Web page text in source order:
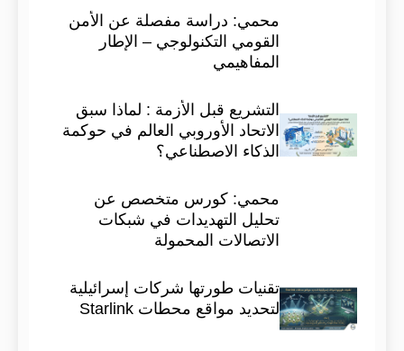
محمي: دراسة مفصلة عن الأمن
القومي التكنولوجي – الإطار
المفاهيمي
التشريع قبل الأزمة : لماذا سبق
الاتحاد الأوروبي العالم في حوكمة
الذكاء الاصطناعي؟
محمي: كورس متخصص عن
تحليل التهديدات في شبكات
الاتصالات المحمولة
تقنيات طورتها شركات إسرائيلية
لتحديد مواقع محطات Starlink